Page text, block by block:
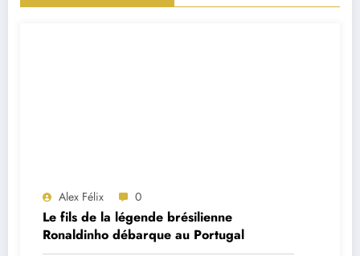
Alex Félix 0
Le fils de la légende brésilienne
Ronaldinho débarque au Portugal